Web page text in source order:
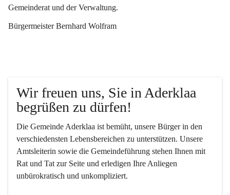
Gemeinderat und der Verwaltung.
Bürgermeister Bernhard Wolfram
Wir freuen uns, Sie in Aderklaa
begrüßen zu dürfen!
Die Gemeinde Aderklaa ist bemüht, unsere Bürger in den
verschiedensten Lebensbereichen zu unterstützen. Unsere
Amtsleiterin sowie die Gemeindeführung stehen Ihnen mit
Rat und Tat zur Seite und erledigen Ihre Anliegen
unbürokratisch und unkompliziert.